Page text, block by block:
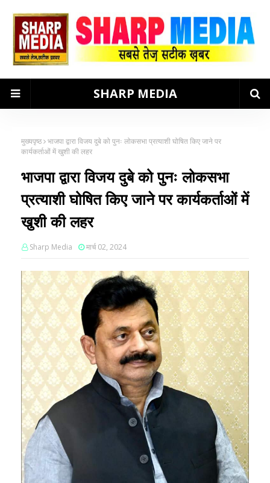
SHARP MEDIA
मुख्यपृष्ठ भाजपा द्वारा विजय दुबे को पुनः लोकसभा प्रत्याशी घोषित किए जाने पर
कार्यकर्ताओं में खुशी की लहर
भाजपा द्वारा विजय दुबे को पुनः लोकसभा
प्रत्याशी घोषित किए जाने पर कार्यकर्ताओं में
खुशी की लहर
Sharp Media मार्च 02, 2024